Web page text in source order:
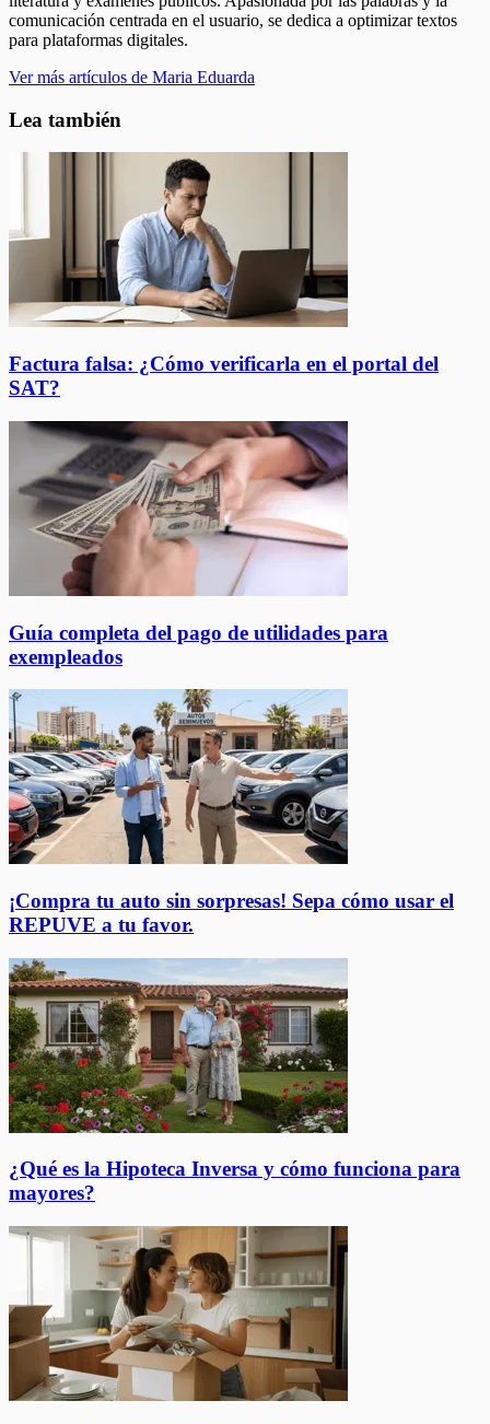
comunicación centrada en el usuario, se dedica a optimizar textos
para plataformas digitales.
Ver más artículos de Maria Eduarda
Lea también
Factura falsa: ¿Cómo verificarla en el portal del
SAT?
Guía completa del pago de utilidades para
exempleados
¡Compra tu auto sin sorpresas! Sepa cómo usar el
REPUVE a tu favor.
¿Qué es la Hipoteca Inversa y cómo funciona para
mayores?